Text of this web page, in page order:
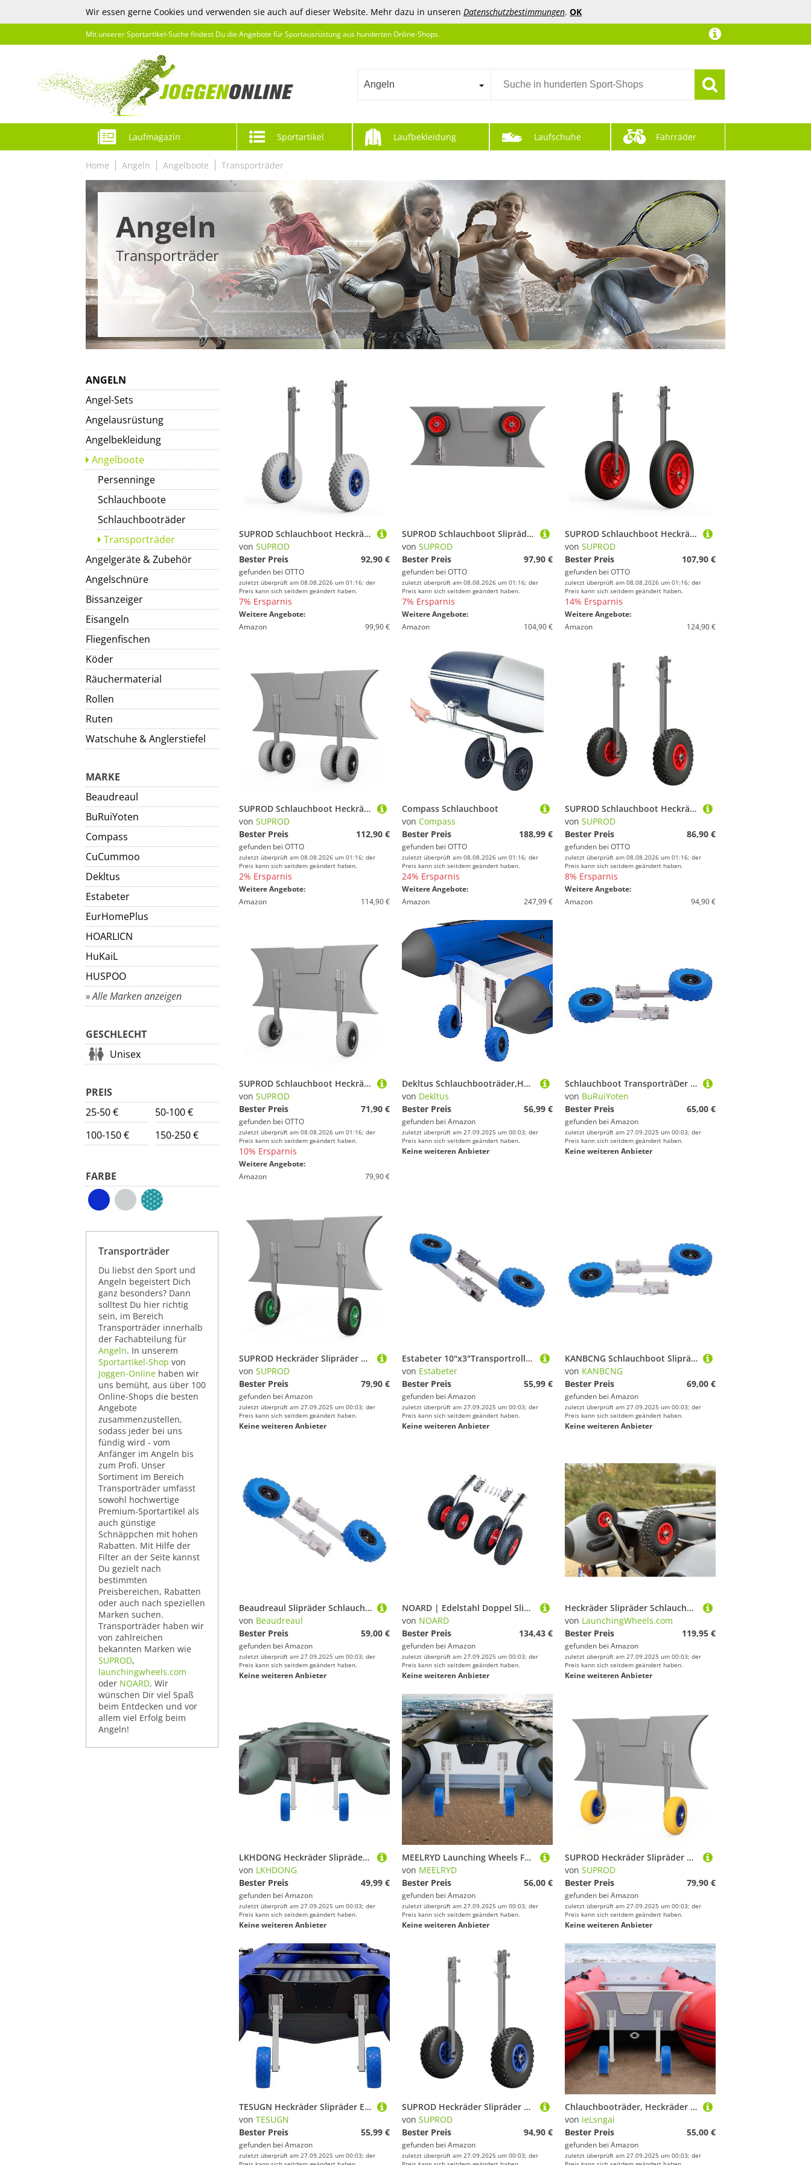
Wir essen gerne Cookies und verwenden sie auch auf dieser Website. Mehr dazu in unseren Datenschutzbestimmungen. OK
Mit unserer Sportartikel-Suche findest Du die Angebote für Sportausrüstung aus hunderten Online-Shops.
Angeln
Laufmagazin Sportartikel Laufbekleidung Laufschuhe Fahrräder
Home Angeln Angelboote Transporträder
Angeln
Transporträder
ANGELN
Angel-Sets
Angelausrüstung
Angelbekleidung
Angelboote
Persenninge
Schlauchboote
Schlauchbooträder
Transporträder
Angelgeräte & Zubehör
Angelschnüre
Bissanzeiger
Eisangeln
Fliegenfischen
Köder
Räuchermaterial
Rollen
Ruten
Watschuhe & Anglerstiefel
MARKE
Beaudreaul
BuRuiYoten
Compass
CuCummoo
Dekltus
Estabeter
EurHomePlus
HOARLICN
HuKaiL
HUSPOO
» Alle Marken anzeigen
GESCHLECHT
Unisex
PREIS
25-50 €
50-100 €
100-150 €
150-250 €
FARBE
Transporträder
Du liebst den Sport und
Angeln begeistert Dich
ganz besonders? Dann
solltest Du hier richtig
sein, im Bereich
Transporträder innerhalb
der Fachabteilung für
Angeln. In unserem
Sportartikel-Shop von
Joggen-Online haben wir
uns bemüht, aus über 100
Online-Shops die besten
Angebote
zusammenzustellen,
sodass jeder bei uns
fündig wird - vom
Anfänger im Angeln bis
zum Profi. Unser
Sortiment im Bereich
Transporträder umfasst
sowohl hochwertige
Premium-Sportartikel als
auch günstige
Schnäppchen mit hohen
Rabatten. Mit Hilfe der
Filter an der Seite kannst
Du gezielt nach
bestimmten
Preisbereichen, Rabatten
oder auch nach speziellen
Marken suchen.
Transporträder haben wir
von zahlreichen
bekannten Marken wie
SUPROD,
launchingwheels.com
oder NOARD. Wir
wünschen Dir viel Spaß
beim Entdecken und vor
allem viel Erfolg beim
Angeln!
SUPROD Schlauchboot Heckräder Slipräder Schlauchbooträder Transporträder Edelstahl
von SUPROD
Bester Preis
92,90 €
gefunden bei OTTO
zuletzt überprüft am 08.08.2026 um 01:16; der
Preis kann sich seitdem geändert haben.
7% Ersparnis
Weitere Angebote:
Amazon
99,90 €
SUPROD Schlauchboot Slipräder für kleine Schlauchboote Heckräder Transporträder Edelstahl
von SUPROD
Bester Preis
97,90 €
gefunden bei OTTO
zuletzt überprüft am 08.08.2026 um 01:16; der
Preis kann sich seitdem geändert haben.
7% Ersparnis
Weitere Angebote:
Amazon
104,90 €
SUPROD Schlauchboot Heckräder Slipräder Schlauchbooträder Transporträder Edelstahl
von SUPROD
Bester Preis
107,90 €
gefunden bei OTTO
zuletzt überprüft am 08.08.2026 um 01:16; der
Preis kann sich seitdem geändert haben.
14% Ersparnis
Weitere Angebote:
Amazon
124,90 €
SUPROD Schlauchboot Heckräder Slipräder Transporträder Edelstahl EW200
von SUPROD
Bester Preis
112,90 €
gefunden bei OTTO
zuletzt überprüft am 08.08.2026 um 01:16; der
Preis kann sich seitdem geändert haben.
2% Ersparnis
Weitere Angebote:
Amazon
114,90 €
Compass Schlauchboot
von Compass
Bester Preis
188,99 €
gefunden bei OTTO
zuletzt überprüft am 08.08.2026 um 01:16; der
Preis kann sich seitdem geändert haben.
24% Ersparnis
Weitere Angebote:
Amazon
247,99 €
SUPROD Schlauchboot Heckräder Slipräder Schlauchbooträder Transporträder Edelstahl
von SUPROD
Bester Preis
86,90 €
gefunden bei OTTO
zuletzt überprüft am 08.08.2026 um 01:16; der
Preis kann sich seitdem geändert haben.
8% Ersparnis
Weitere Angebote:
Amazon
94,90 €
SUPROD Schlauchboot Heckräder Slipräder Schlauchbooträder Transporträder Edelstahl
von SUPROD
Bester Preis
71,90 €
gefunden bei OTTO
zuletzt überprüft am 08.08.2026 um 01:16; der
Preis kann sich seitdem geändert haben.
10% Ersparnis
Weitere Angebote:
Amazon
79,90 €
Dekltus Schlauchbooträder,Heckräder für Schlauchboot,Slipräder,Schlauchbooträder,Edelstahl Transporträder für Aufblasbares Boot Yacht, Tender Floß(Max. Traglast:150 kg)
von Dekltus
Bester Preis
56,99 €
gefunden bei Amazon
zuletzt überprüft am 27.09.2025 um 00:03; der
Preis kann sich seitdem geändert haben.
Keine weiteren Anbieter
Schlauchboot TransporträDer StarträDer HeckräDer Pneumatischen Reifen FüR SlipräDer RäDer Edelstahl Aufblasbares Boot Klappbar Schlauchboote Querbalken Launching Wheel Startrad Schlauchbo 10'' X3''
von BuRuiYoten
Bester Preis
65,00 €
gefunden bei Amazon
zuletzt überprüft am 27.09.2025 um 00:03; der
Preis kann sich seitdem geändert haben.
Keine weiteren Anbieter
SUPROD Heckräder Slipräder Schlauchbooträder Transporträder klappbar Edelstahl ET200, schwarz/grün
von SUPROD
Bester Preis
79,90 €
gefunden bei Amazon
zuletzt überprüft am 27.09.2025 um 00:03; der
Preis kann sich seitdem geändert haben.
Keine weiteren Anbieter
Estabeter 10"x3"Transportrollen Schlauchbooträder Slipräder Heckräder Schlauchboot Rollen Maximale Belastung 150kg Transporträder
von Estabeter
Bester Preis
55,99 €
gefunden bei Amazon
zuletzt überprüft am 27.09.2025 um 00:03; der
Preis kann sich seitdem geändert haben.
Keine weiteren Anbieter
KANBCNG Schlauchboot Slipräder Edelstahl Slipräder Schlauchbooträder Transporträder Abnehmbare Transporträder 40cm Bootsräder Heckräder für Schlauchboot bis 150kg für Schlauchbooten Anhängern usw
von KANBCNG
Bester Preis
69,00 €
gefunden bei Amazon
zuletzt überprüft am 27.09.2025 um 00:03; der
Preis kann sich seitdem geändert haben.
Keine weiteren Anbieter
Beaudreaul Slipräder Schlauchboot, Universell Aufblasbare Bootsräder Maximale Belastung 150kg, Bootsanhänger-Räder Edelstahl Transporträder für Alle Arten von Schlauchbooten und Anhängern
von Beaudreaul
Bester Preis
59,00 €
gefunden bei Amazon
zuletzt überprüft am 27.09.2025 um 00:03; der
Preis kann sich seitdem geändert haben.
Keine weiteren Anbieter
NOARD | Edelstahl Doppel Slipräder mit 4 Transporträdern für Boote | Klappbar | Einfache Montage | Ideal für Schlauchboote | Robust und Korrosionsbeständig
von NOARD
Bester Preis
134,43 €
gefunden bei Amazon
zuletzt überprüft am 27.09.2025 um 00:03; der
Preis kann sich seitdem geändert haben.
Keine weiteren Anbieter
Heckräder Slipräder Schlauchbooträder Transporträder Edelstahl Schlauchboot (I Lichtform 200)
von LaunchingWheels.com
Bester Preis
119,95 €
gefunden bei Amazon
zuletzt überprüft am 27.09.2025 um 00:03; der
Preis kann sich seitdem geändert haben.
Keine weiteren Anbieter
LKHDONG Heckräder Slipräder Universal Schlauchbooträder Edelstahl Transporträder für Schlauchboot
von LKHDONG
Bester Preis
49,99 €
gefunden bei Amazon
zuletzt überprüft am 27.09.2025 um 00:03; der
Preis kann sich seitdem geändert haben.
Keine weiteren Anbieter
MEELRYD Launching Wheels Folding Inflatable Boat, Klappbare Außenbordmotorräder Heckräder Slipräder Transporträder für Schlauchboote, Edelstahl Yacht Dinghy Kayak
von MEELRYD
Bester Preis
56,00 €
gefunden bei Amazon
zuletzt überprüft am 27.09.2025 um 00:03; der
Preis kann sich seitdem geändert haben.
Keine weiteren Anbieter
SUPROD Heckräder Slipräder Schlauchbooträder Transporträder klappbar Edelstahl ET200, gelb/blau
von SUPROD
Bester Preis
79,90 €
gefunden bei Amazon
zuletzt überprüft am 27.09.2025 um 00:03; der
Preis kann sich seitdem geändert haben.
Keine weiteren Anbieter
TESUGN Heckräder Slipräder Edelstahl Transporträder Abnehmbar Bootsräder, Schlauchbooträder, Transporträder Slipräder mit 150 kg Belastung für alle ArtenVon Aufblasbaren Booten und Anhängern, etc
von TESUGN
Bester Preis
55,99 €
gefunden bei Amazon
zuletzt überprüft am 27.09.2025 um 00:03; der
SUPROD Heckräder Slipräder Schlauchbooträder Transporträder klappbar Edelstahl ET260-LU, schwarz/blau
von SUPROD
Bester Preis
94,90 €
gefunden bei Amazon
zuletzt überprüft am 27.09.2025 um 00:03; der
Chlauchbooträder, Heckräder Schlauchbooträder, Slipräder Heckräder Transporträder Chlauchbooträder,für Schlauchboot Räder Heckräder 10''x3''Räder, bis 150kg für Schlauchbooten & Anhängern usw (Blau)
von ieLsngai
Bester Preis
55,00 €
gefunden bei Amazon
zuletzt überprüft am 27.09.2025 um 00:03; der